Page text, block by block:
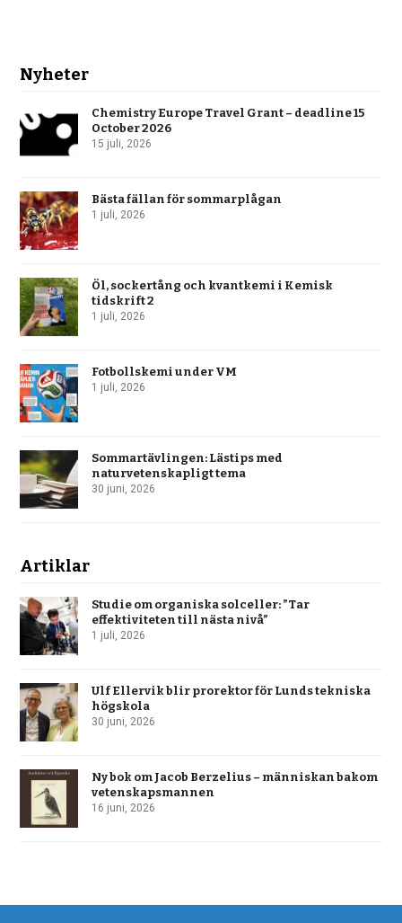
Nyheter
Chemistry Europe Travel Grant – deadline 15
October 2026
15 juli, 2026
Bästa fällan för sommarplågan
1 juli, 2026
Öl, sockertång och kvantkemi i Kemisk
tidskrift 2
1 juli, 2026
Fotbollskemi under VM
1 juli, 2026
Sommartävlingen: Lästips med
naturvetenskapligt tema
30 juni, 2026
Artiklar
Studie om organiska solceller: ”Tar
effektiviteten till nästa nivå”
1 juli, 2026
Ulf Ellervik blir prorektor för Lunds tekniska
högskola
30 juni, 2026
Ny bok om Jacob Berzelius – människan bakom
vetenskapsmannen
16 juni, 2026